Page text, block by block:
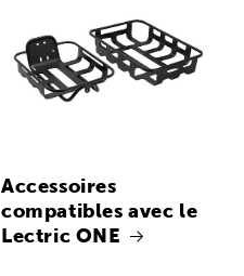
Accessoires
compatibles avec le
Lectric ONE